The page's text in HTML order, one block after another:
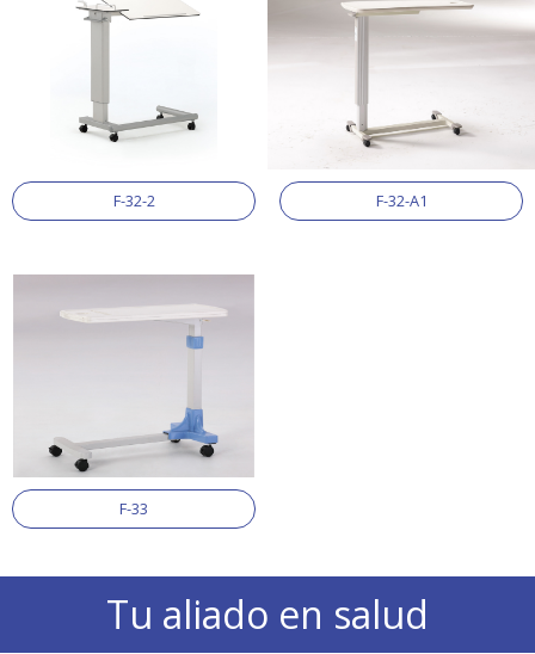
F-32-2 F-32-A1
F-33
Tu aliado en salud